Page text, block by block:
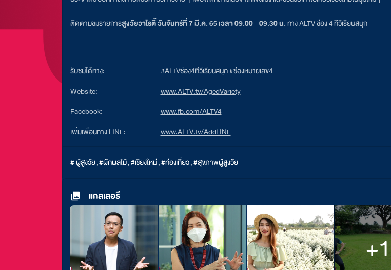
ติดตามชมรายการสูงวัยวาไรตี้วันจันทร์ที่ 7 มี.ค. 65 เวลา 09.00 - 09.30 น.ทาง ALTV ช่อง 4 ทีวีเรียนสนุก
รับชมได้ทาง:
#ALTVช่อง4ทีวีเรียนสนุก #ช่องหมายเลข4
Website:
www.ALTV.tv/AgedVariety
Facebook:
www.fb.com/ALTV4
เพิ่มเพื่อนทาง LINE:
www.ALTV.tv/AddLINE
# ผู้สูงวัย,#ผักผลไม้,#เชียงใหม่,#ท่องเที่ยว,#สุขภาพผู้สูงวัย
แกลเลอรี
+1